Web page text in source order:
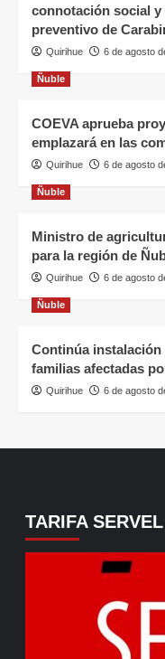
connotación social y
preventivo de
Quirihue 6 de agosto
Ñuble
COEVA aprueba
emplazará en las
Quirihue 6 de agosto
Ñuble
Ministro de
para la región de
Quirihue 6 de agosto
Ñuble
Continúa instalación
familias afectadas
Quirihue 6 de agosto
TARIFA SERVEL